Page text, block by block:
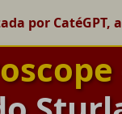
por CatéGPT,